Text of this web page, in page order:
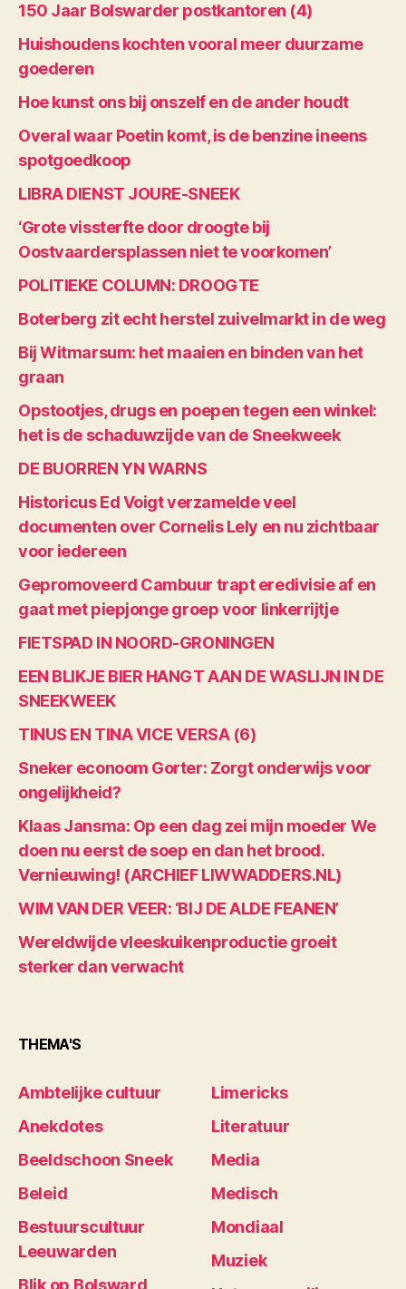
150 Jaar Bolswarder postkantoren (4)
Huishoudens kochten vooral meer duurzame
goederen
Hoe kunst ons bij onszelf en de ander houdt
Overal waar Poetin komt, is de benzine ineens
spotgoedkoop
LIBRA DIENST JOURE-SNEEK
‘Grote vissterfte door droogte bij
Oostvaardersplassen niet te voorkomen’
POLITIEKE COLUMN: DROOGTE
Boterberg zit echt herstel zuivelmarkt in de weg
Bij Witmarsum: het maaien en binden van het
graan
Opstootjes, drugs en poepen tegen een winkel:
het is de schaduwzijde van de Sneekweek
DE BUORREN YN WARNS
Historicus Ed Voigt verzamelde veel
documenten over Cornelis Lely en nu zichtbaar
voor iedereen
Gepromoveerd Cambuur trapt eredivisie af en
gaat met piepjonge groep voor linkerrijtje
FIETSPAD IN NOORD-GRONINGEN
EEN BLIKJE BIER HANGT AAN DE WASLIJN IN DE
SNEEKWEEK
TINUS EN TINA VICE VERSA (6)
Sneker econoom Gorter: Zorgt onderwijs voor
ongelijkheid?
Klaas Jansma: Op een dag zei mijn moeder We
doen nu eerst de soep en dan het brood.
Vernieuwing! (ARCHIEF LIWWADDERS.NL)
WIM VAN DER VEER: ‘BIJ DE ALDE FEANEN’
Wereldwijde vleeskuikenproductie groeit
sterker dan verwacht
THEMA'S
Ambtelijke cultuur
Anekdotes
Beeldschoon Sneek
Beleid
Bestuurscultuur
Leeuwarden
Blik op Bolsward
Limericks
Literatuur
Media
Medisch
Mondiaal
Muziek